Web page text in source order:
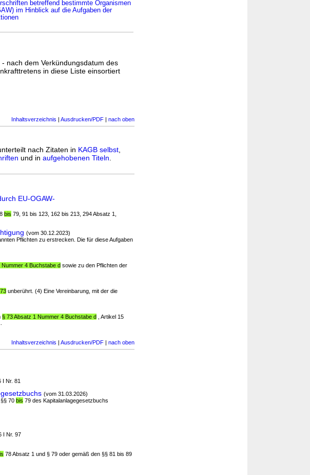
betreffend bestimmte Organismen
im Hinblick auf die Aufgaben der
nach dem Verkündungsdatum des
in diese Liste einsortiert
Inhaltsverzeichnis | Ausdrucken/PDF | nach oben
nach Zitaten in KAGB selbst
und in aufgehobenen Titeln
EU-OGAW-
bis 79, 91 bis 123, 162 bis 213, 294 Absatz 1,
(vom 30.12.2023)
Pflichten zu erstrecken. Die für diese Aufgaben
Nummer 4 Buchstabe d sowie zu den Pflichten der
unberührt. (4) Eine Vereinbarung, mit der die
§ 73 Absatz 1 Nummer 4 Buchstabe d , Artikel 15
Inhaltsverzeichnis | Ausdrucken/PDF | nach oben
I Nr. 81
(vom 31.03.2026)
70 bis 79 des Kapitalanlagegesetzbuchs
I Nr. 97
78 Absatz 1 und § 79 oder gemäß den §§ 81 bis 89